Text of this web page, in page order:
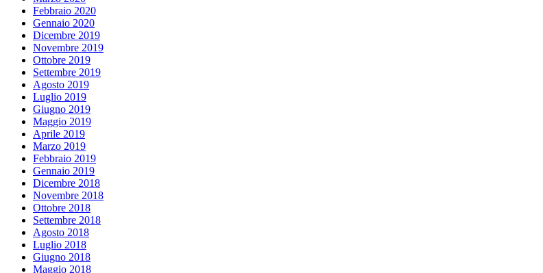
Febbraio 2020
Gennaio 2020
Dicembre 2019
Novembre 2019
Ottobre 2019
Settembre 2019
Agosto 2019
Luglio 2019
Giugno 2019
Maggio 2019
Aprile 2019
Marzo 2019
Febbraio 2019
Gennaio 2019
Dicembre 2018
Novembre 2018
Ottobre 2018
Settembre 2018
Agosto 2018
Luglio 2018
Giugno 2018
Maggio 2018